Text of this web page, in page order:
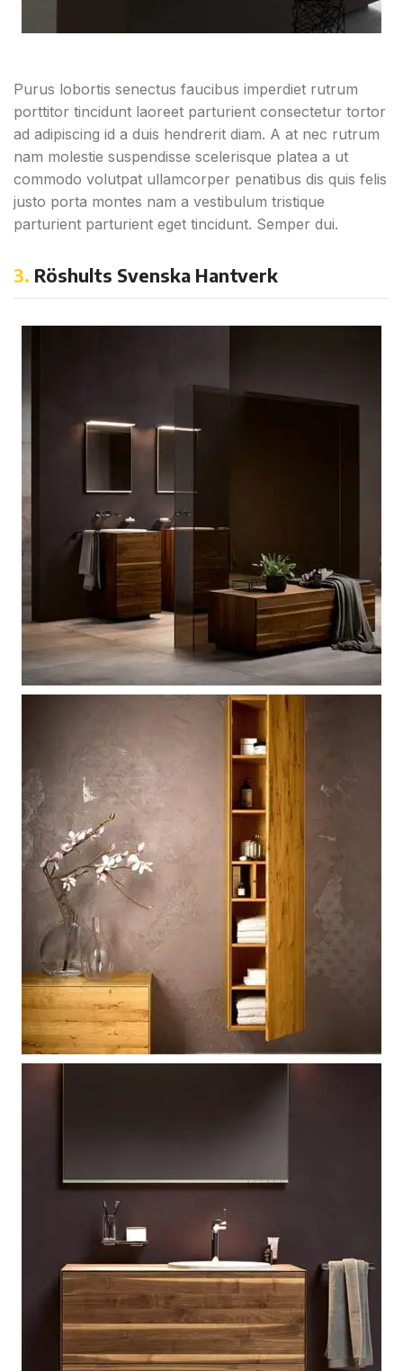
Purus lobortis senectus faucibus imperdiet rutrum
porttitor tincidunt laoreet parturient consectetur tortor
ad adipiscing id a duis hendrerit diam. A at nec rutrum
nam molestie suspendisse scelerisque platea a ut
commodo volutpat ullamcorper penatibus dis quis felis
justo porta montes nam a vestibulum tristique
parturient parturient eget tincidunt. Semper dui.
3. Röshults Svenska Hantverk